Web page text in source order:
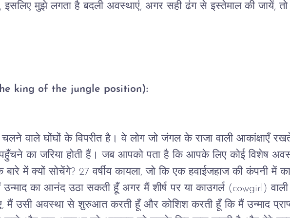
इसलिए मुझे लगता है बदली अवस्थाएं, अगर सही ढंग से इस्तेमाल की जायें, तो
king of the jungle position):
चलने वाले घोंघों के विपरीत है। वे लोग जो जंगल के राजा वाली आकांक्षाएँ
का जरिया होती हैं। जब आपको पता है कि आपके लिए कोई विशेष
बारे में क्यों सोचेंगे? 27 वर्षीय कायला, जो कि एक हवाईजहाज की कंपनी में
उन्माद का आनंद उठा सकती हूँ अगर मैं शीर्ष पर या काउगर्ल (cowgirl) वाली
, मैं उसी अवस्था से शुरुआत करती हूँ और कोशिश करती हूँ कि मैं उन्माद